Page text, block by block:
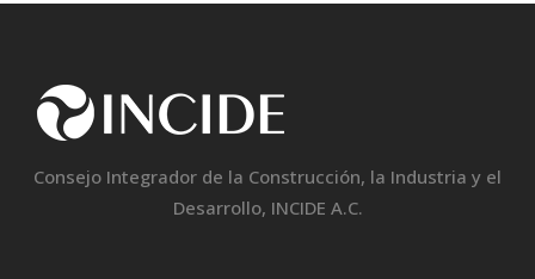
Consejo Integrador de la Construcción, la Industria y el
Desarrollo, INCIDE A.C.